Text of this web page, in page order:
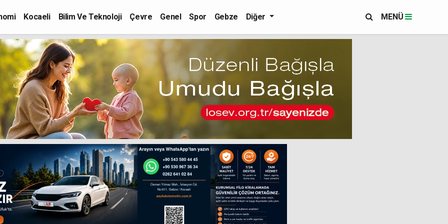
Kocaeli Bilim Ve Teknoloji Çevre Genel Spor Gebze Diğer MENÜ